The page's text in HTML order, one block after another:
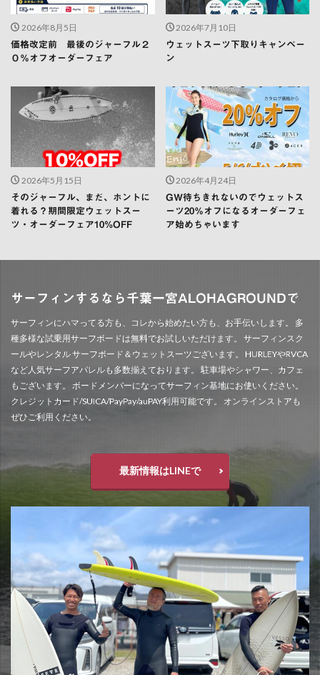
2026年8月5日
価格改定前 最後のジャーフル２
０％オフオーダーフェア
2026年7月10日
ウェットスーツ下取りキャンペー
ン
2026年5月15日
そのジャーフル、まだ、ホントに
着れる？期間限定ウェットスー
ツ・オーダーフェア10%OFF
2026年4月24日
GW待ちきれないのでウェットス
ーツ20％オフになるオーダーフェ
ア始めちゃいます
サーフィンするなら千葉一宮ALOHAGROUNDで
サーフィンにハマってる方も、コレから始めたい方も、お手伝いします。 多
種多様な試乗用サーフボードは無料でお試しいただけます。 サーフィンスク
ールやレンタル サーフボード＆ウェットスーツございます。 HURLEYやRVCA
など人気サーフアパレルも多数揃えております。 駐車場やシャワー、カフェ
もございます。 ボードメンバーになってサーフィン基地にお使いください。
クレジットカード/SUICA/PayPay/auPAY利用可能です。 オンラインストアも
ぜひご利用ください。
最新情報はLINEで